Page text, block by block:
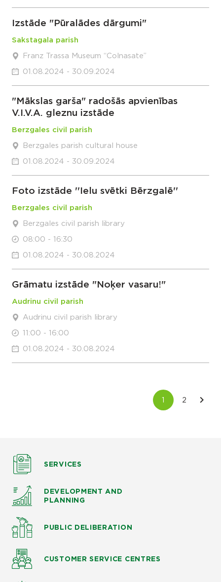
Izstāde "Pūralādes dārgumi"
Sakstagala parish
Franz Trassa Museum “Colnasate”
01.08.2024 - 30.09.2024
"Mākslas garša" radošās apvienības
V.I.V.A. gleznu izstāde
Berzgales civil parish
Berzgales parish cultural house
01.08.2024 - 30.09.2024
Foto izstāde ''Ielu svētki Bērzgalē''
Berzgales civil parish
Berzgales civil parish library
08:00 - 16:30
01.08.2024 - 30.08.2024
Grāmatu izstāde "Noķer vasaru!"
Audrinu civil parish
Audrinu civil parish library
11:00 - 16:00
01.08.2024 - 30.08.2024
SERVICES
DEVELOPMENT AND
PLANNING
PUBLIC DELIBERATION
CUSTOMER SERVICE CENTRES